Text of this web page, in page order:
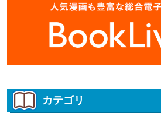
カテゴリ